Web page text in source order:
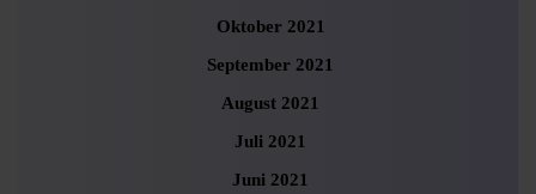
Oktober 2021
September 2021
August 2021
Juli 2021
Juni 2021